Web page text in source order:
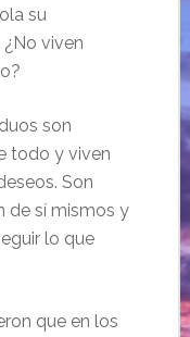
su
viven
son
todo y viven
Son
de sí mismos y
lo que
que en los